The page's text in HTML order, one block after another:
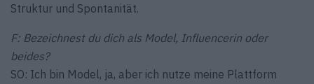
Struktur und Spontanität.
F: Bezeichnest du dich als Model, Influencerin oder
beides?
SO: Ich bin Model, ja, aber ich nutze meine Plattform